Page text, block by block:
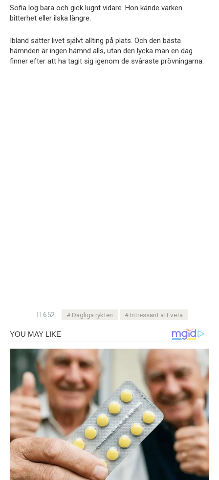
Sofia log bara och gick lugnt vidare. Hon kände varken
bitterhet eller ilska längre.
Ibland sätter livet självt allting på plats. Och den bästa
hämnden är ingen hämnd alls, utan den lycka man en dag
finner efter att ha tagit sig igenom de svåraste prövningarna.
652 Dagliga rykten Intressant att veta